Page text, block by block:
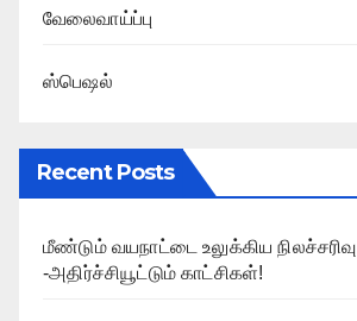
வேலைவாய்ப்பு
ஸ்பெஷல்
Recent Posts
மீண்டும் வயநாட்டை உலுக்கிய நிலச்சரிவு
-அதிர்ச்சியூட்டும் காட்சிகள்!